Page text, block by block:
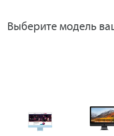
Выберите модель